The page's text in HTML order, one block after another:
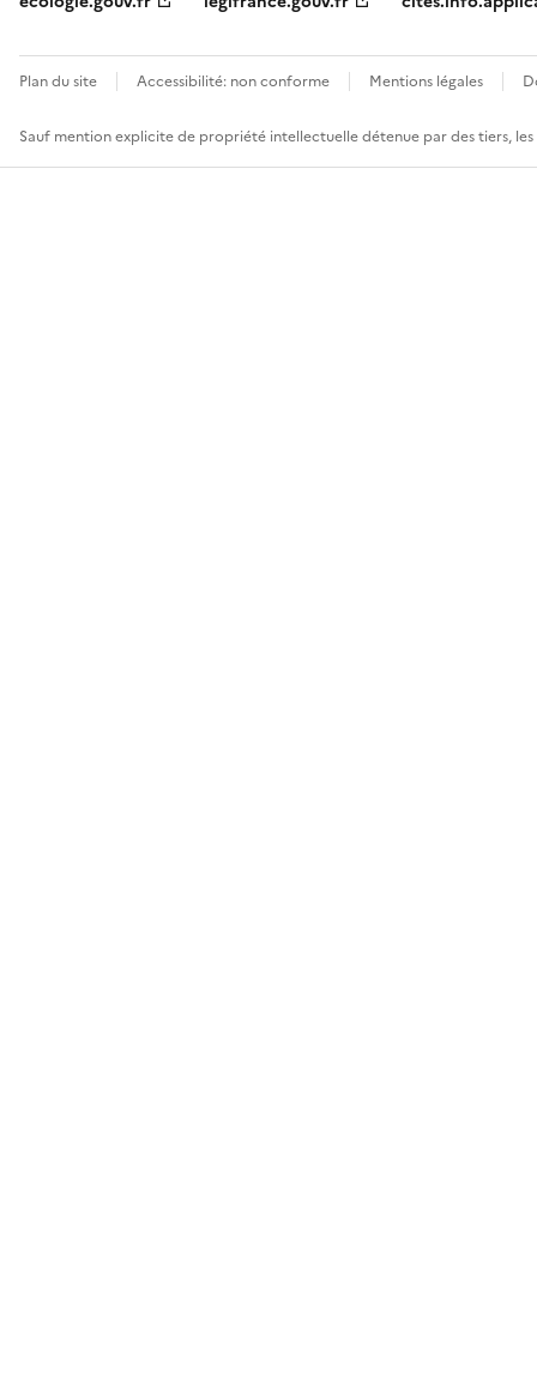
Plan du site Accessibilité: non conforme Mentions légales
Sauf mention explicite de propriété intellectuelle détenue par des tiers,